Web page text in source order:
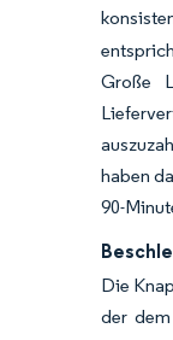
Große
haben
90-
Die
der